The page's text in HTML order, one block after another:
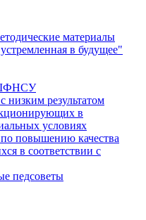
материалы
в будущее"
результатом
в
условиях
повышению качества
в соответствии с
педсоветы